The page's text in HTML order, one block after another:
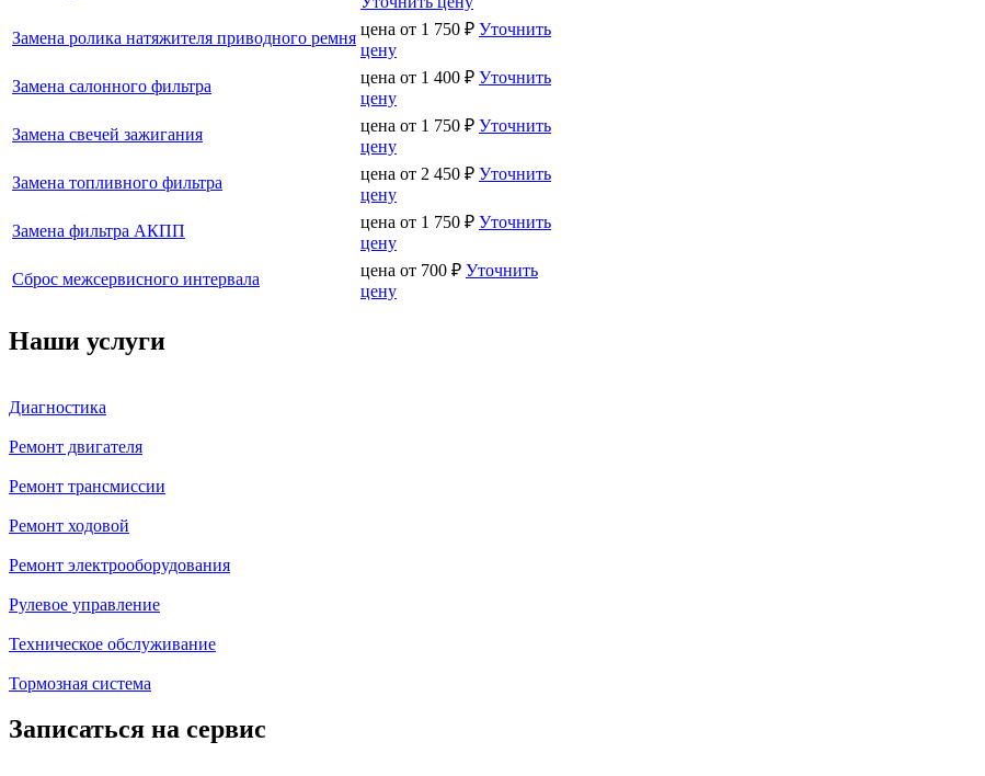
Замена ролика натяжителя приводного ремня цена от 1 750 ₽ Уточнить
цену
Замена салонного фильтра
цена от 1 400 ₽ Уточнить
цену
Замена свечей зажигания
цена от 1 750 ₽ Уточнить
цену
Замена топливного фильтра
цена от 2 450 ₽ Уточнить
цену
Замена фильтра АКПП
цена от 1 750 ₽ Уточнить
цену
Сброс межсервисного интервала
цена от 700 ₽ Уточнить
цену
Наши услуги
Диагностика
Ремонт двигателя
Ремонт трансмиссии
Ремонт ходовой
Ремонт электрооборудования
Рулевое управление
Техническое обслуживание
Тормозная система
Записаться на сервис